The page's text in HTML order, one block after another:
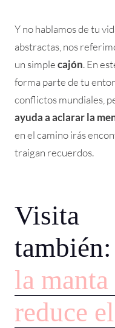
Y no hablamos de tu
abstractas, nos
un simplecajón. En
forma parte de tu
conflictos mundiales,
ayuda a aclarar la
en el camino irás
traigan recuerdos.
Visita
también:
la manta
reduce